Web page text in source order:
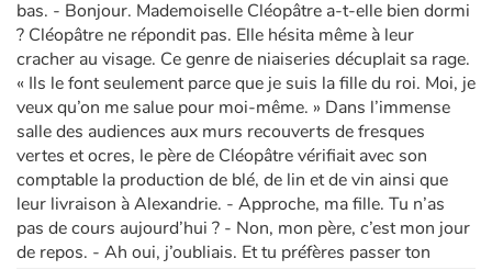
bas. - Bonjour. Mademoiselle Cléopâtre a-t-elle bien dormi
? Cléopâtre ne répondit pas. Elle hésita même à leur
cracher au visage. Ce genre de niaiseries décuplait sa rage.
« Ils le font seulement parce que je suis la fille du roi. Moi, je
veux qu’on me salue pour moi-même. » Dans l’immense
salle des audiences aux murs recouverts de fresques
vertes et ocres, le père de Cléopâtre vérifiait avec son
comptable la production de blé, de lin et de vin ainsi que
leur livraison à Alexandrie. - Approche, ma fille. Tu n’as
pas de cours aujourd’hui ? - Non, mon père, c’est mon jour
de repos. - Ah oui, j’oubliais. Et tu préfères passer ton